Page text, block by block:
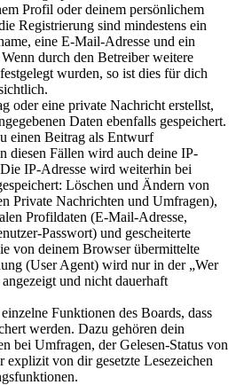
Profil oder deinem persönlichem
Registrierung sind mindestens ein
eine E-Mail-Adresse und ein
durch den Betreiber weitere
wurden, so ist dies für dich
oder eine private Nachricht erstellst,
Daten ebenfalls gespeichert.
einen Beitrag als Entwurf
diesen Fällen wird auch deine IP-
IP-Adresse wird weiterhin bei
Löschen und Ändern von
Private Nachrichten und Umfragen),
Profildaten (E-Mail-Adresse,
Passwort) und gescheiterte
von deinem Browser übermittelte
(User Agent) wird nur in der „Wer
und nicht dauerhaft
Funktionen des Boards, dass
werden. Dazu gehören dein
bei Umfragen, der Gelesen-Status von
explizit von dir gesetzte Lesezeichen